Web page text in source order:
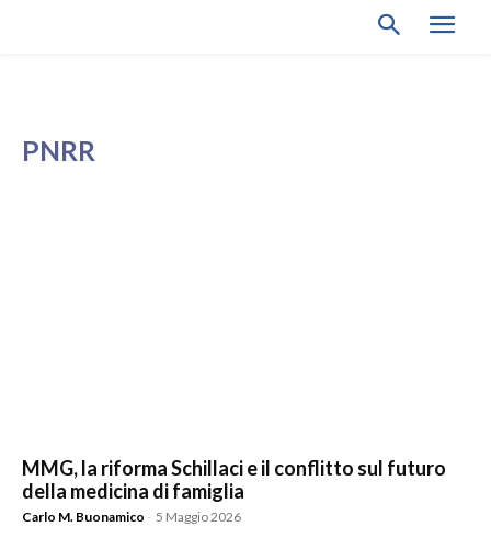
PNRR
MMG, la riforma Schillaci e il conflitto sul futuro
della medicina di famiglia
Carlo M. Buonamico - 5 Maggio 2026